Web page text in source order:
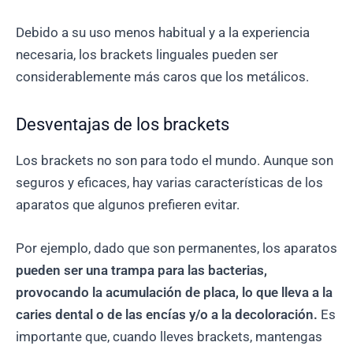
Debido a su uso menos habitual y a la experiencia
necesaria, los brackets linguales pueden ser
considerablemente más caros que los metálicos.
Desventajas de los brackets
Los brackets no son para todo el mundo. Aunque son
seguros y eficaces, hay varias características de los
aparatos que algunos prefieren evitar.
Por ejemplo, dado que son permanentes, los aparatos
pueden ser una trampa para las bacterias,
provocando la acumulación de placa, lo que lleva a la
caries dental o de las encías y/o a la decoloración. Es
importante que, cuando lleves brackets, mantengas